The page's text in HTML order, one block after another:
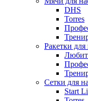
DHS
Torres
Ракетки для
Сетки для
Start